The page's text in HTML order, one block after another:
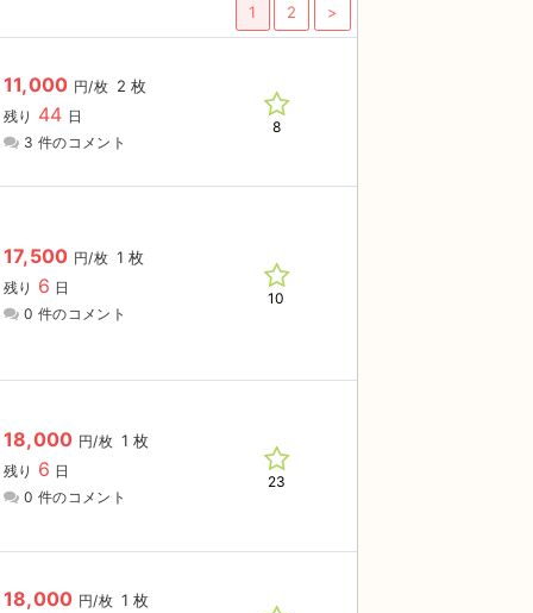
1 2 >
11,000 円/枚 2 枚
残り 44 日
3 件のコメント
8
17,500 円/枚 1 枚
残り 6 日
0 件のコメント
10
18,000 円/枚 1 枚
残り 6 日
0 件のコメント
23
18,000 円/枚 1 枚